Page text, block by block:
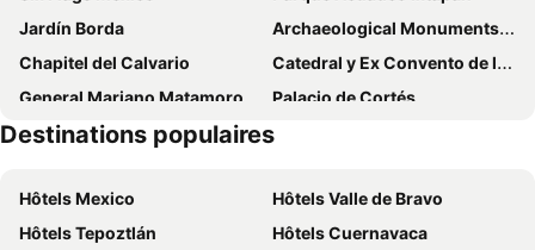
Casa d'Lobo Hotel Boutique
Hotel Quinta Real Las Palmas Malinalco
Paradise Hotel Boutique & Lounge
Hotel Casa Richer
Yolitia
Hotel Colibrí
Hotel Restaurante Casa Limon Malinalco
Hotel Casa Corazón Malinalco
Jardín Borda
Archaeological Monuments Zone of Xochicalco
Chapitel del Calvario
Catedral y Ex Convento de la Asunción de Cuernavaca
General Mariano Matamoros Airport
Palacio de Cortés
Central de Autobuses - Estrella de Oro
Plaza Cuernavaca
Parque Nacional Grutas de Cacahuamilpa
Parque Nacional Nevado de Toluca
Magdalena Contreras
Destinations populaires
Hôtels Mexico
Hôtels Valle de Bravo
Hôtels Tepoztlán
Hôtels Cuernavaca